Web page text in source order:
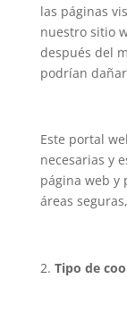
las páginas
nuestro sitio
después del
podrían
Este portal
necesarias y
página web y
áreas
Tipo de